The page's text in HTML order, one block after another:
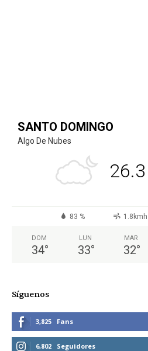
SANTO DOMINGO
Algo De Nubes
26.3
83 % 1.8kmh
DOM
34°
LUN
33°
MAR
32°
Síguenos
3,825 Fans
6,802 Seguidores